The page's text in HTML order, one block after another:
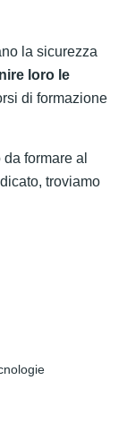
la sicurezza
loro le
di formazione
formare al
troviamo